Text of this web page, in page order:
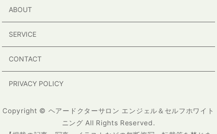
ABOUT
SERVICE
CONTACT
PRIVACY POLICY
Copyright © ヘアードクターサロン エンジェル＆セルフホワイト
ニング All Rights Reserved.